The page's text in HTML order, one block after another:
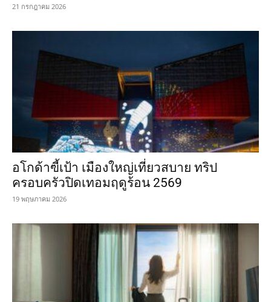
21 กรกฎาคม 2026
อโกด้าฃี้เป้า เมืองใหญ่เที่ยวสบาย ทริป
ครอบครัวปิดเทอมฤดูร้อน 2569
19 พฤษภาคม 2026